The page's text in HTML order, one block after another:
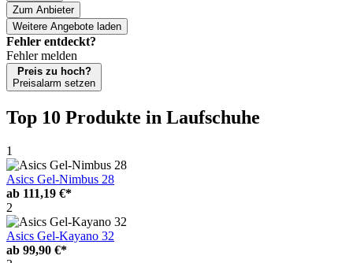
Zum Anbieter
Weitere Angebote laden
Fehler entdeckt?
Fehler melden
Preis zu hoch?
Preisalarm setzen
Top 10 Produkte in Laufschuhe
1
Asics Gel-Nimbus 28
ab 111,19 €*
2
Asics Gel-Kayano 32
ab 99,90 €*